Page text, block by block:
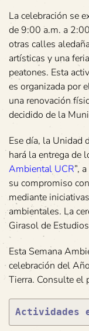
La celebración se
de 9:00 a.m. a
otras calles
artísticas y una
peatones. Esta
es organizada por
una renovación
decidido de la
Ese día, la Unidad
hará la entrega de
Ambiental UCR”,
su compromiso
mediante
ambientales. La
Girasol de
Esta Semana
celebración del
Tierra. Consulte el
Actividades